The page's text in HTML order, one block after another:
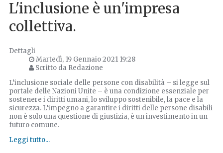
L'inclusione è un'impresa
collettiva.
Dettagli
Martedì, 19 Gennaio 2021 19:28
Scritto da Redazione
L’inclusione sociale delle persone con disabilità – si legge sul
portale delle Nazioni Unite – è una condizione essenziale per
sostenere i diritti umani, lo sviluppo sostenibile, la pace e la
sicurezza. L’impegno a garantire i diritti delle persone disabili
non è solo una questione di giustizia, è un investimento in un
futuro comune.
Leggi tutto...